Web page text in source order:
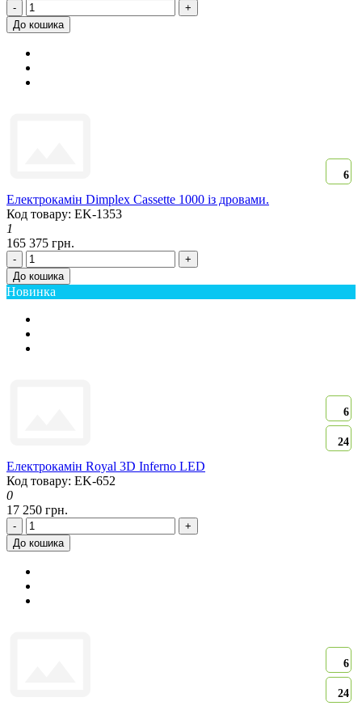
-
+
До кошика
6
Електрокамін Dimplex Cassette 1000 із дровами.
Код товару: EK-1353
1
165 375 грн.
-
+
До кошика
Новинка
6
24
Електрокамін Royal 3D Inferno LED
Код товару: EK-652
0
17 250 грн.
-
+
До кошика
6
24